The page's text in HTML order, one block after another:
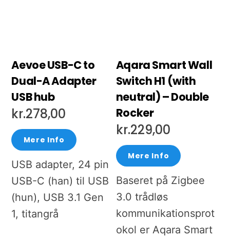
Aevoe USB-C to
Dual-A Adapter
USB hub
kr.278,00
Mere Info
USB adapter, 24 pin
USB-C (han) til USB
(hun), USB 3.1 Gen
1, titangrå
Aqara Smart Wall
Switch H1 (with
neutral) – Double
Rocker
kr.229,00
Mere Info
Baseret på Zigbee
3.0 trådløs
kommunikationsprot
okol er Aqara Smart